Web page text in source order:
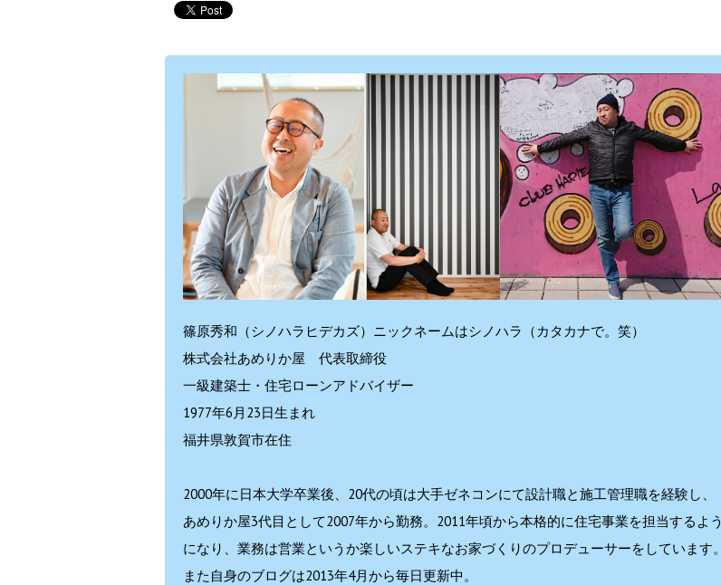
篠原秀和（シノハラヒデカズ）ニックネームはシノハラ（カタカナで。笑）
株式会社あめりか屋 代表取締役
一級建築士・住宅ローンアドバイザー
1977年6月23日生まれ
福井県敦賀市在住
2000年に日本大学卒業後、20代の頃は大手ゼネコンにて設計職と施工管理職を経験し、
あめりか屋3代目として2007年から勤務。2011年頃から本格的に住宅事業を担当するよう
になり、業務は営業というか楽しいステキなお家づくりのプロデューサーをしています。
また自身のブログは2013年4月から毎日更新中。